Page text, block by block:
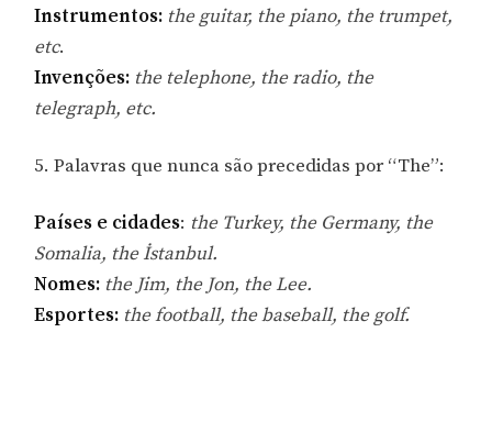
Instrumentos: the guitar, the piano, the trumpet,
etc.
Invenções: the telephone, the radio, the
telegraph, etc.
5. Palavras que nunca são precedidas por “The”:
Países e cidades: the Turkey, the Germany, the
Somalia, the İstanbul.
Nomes: the Jim, the Jon, the Lee.
Esportes: the football, the baseball, the golf.